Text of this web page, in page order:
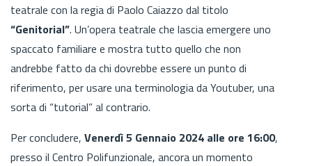
teatrale con la regia di Paolo Caiazzo dal titolo
“Genitorial”. Un’opera teatrale che lascia emergere uno
spaccato familiare e mostra tutto quello che non
andrebbe fatto da chi dovrebbe essere un punto di
riferimento, per usare una terminologia da Youtuber, una
sorta di “tutorial” al contrario.
Per concludere, Venerdì 5 Gennaio 2024 alle ore 16:00,
presso il Centro Polifunzionale, ancora un momento